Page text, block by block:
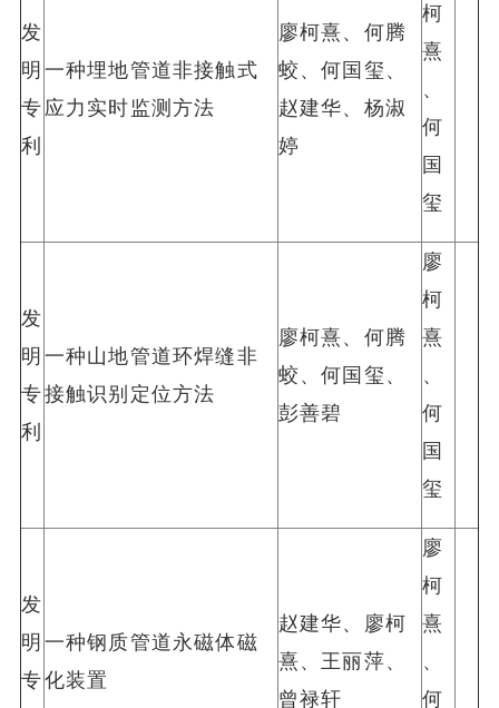
发
明
专
利
一种埋地管道非接触式
应力实时监测方法
廖柯熹、何腾
蛟、何国玺、
赵建华、杨淑
婷
柯
熹
、
何
国
玺
发
明
专
利
一种山地管道环焊缝非
接触识别定位方法
廖柯熹、何腾
蛟、何国玺、
彭善碧
廖
柯
熹
、
何
国
玺
发
明
专
一种钢质管道永磁体磁
化装置
赵建华、廖柯
熹、王丽萍、
曾禄轩
廖
柯
熹
、
何